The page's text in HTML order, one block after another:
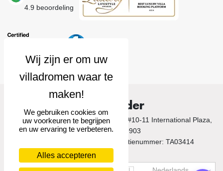
4.9 beoordeling
Villa Finder
© 2026 Villa Finder. 10 Anson Road, #10-11 International Plaza,
Singapore 079903
Singapore Tourism Board Licentienummer: TA03414
We gebruiken cookies om
uw voorkeuren te begrijpen
en uw ervaring te verbeteren.
Alles accepteren